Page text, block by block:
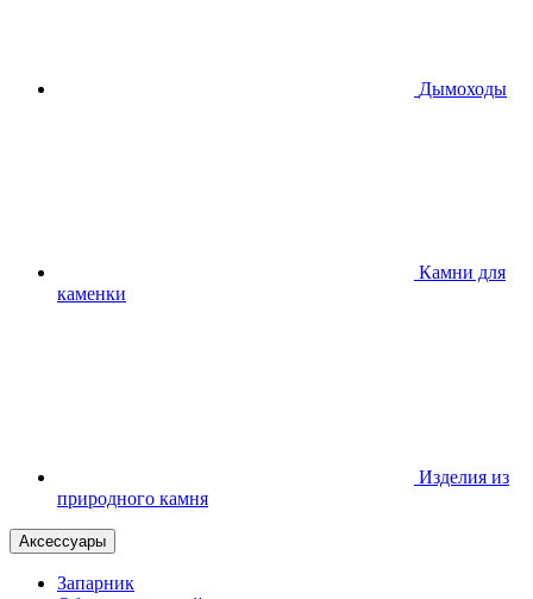
Дымоходы
Камни для
каменки
Изделия из
природного камня
Аксессуары
Запарник